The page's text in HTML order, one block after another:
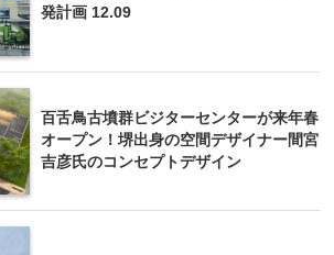
発計画 12.09
百舌鳥古墳群ビジターセンターが来年春
オープン！堺出身の空間デザイナー間宮
吉彦氏のコンセプトデザイン